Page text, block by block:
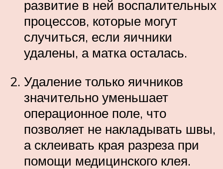
развитие в ней воспалительных
процессов, которые могут
случиться, если яичники
удалены, а матка осталась.
Удаление только яичников
значительно уменьшает
операционное поле, что
позволяет не накладывать швы,
а склеивать края разреза при
помощи медицинского клея.